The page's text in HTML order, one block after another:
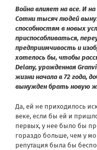
Война влияет на все. И
Сотни тысяч людей
способностям в новых
приспосабливаться,
предприимчивость и
хотелось бы, чтобы
Delany, урожденная
жизни начала в 72 года,
вынужден брать новую
Да, ей не приходилось
веке, если бы ей и
первых, у нее было бы
гораздо больше, чем у
репутация была бы